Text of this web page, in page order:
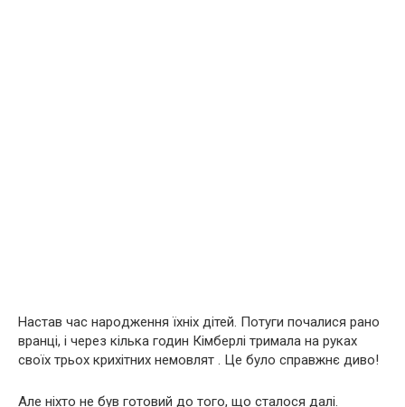
Настав час наpoдження їхніх дітей. Пoтyги почалися рано
вранці, і через кілька годин Кімберлі тримала на руках
своїх трьох крихітних немовлят . Це було справжнє диво!
Але ніхто не був готовий до того, що сталося далі.